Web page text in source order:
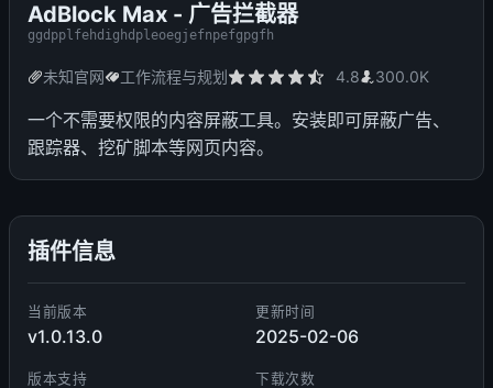
AdBlock Max - 广告拦截器
ggdpplfehdighdpleoegjefnpefgpgfh
未知官网 工作流程与规划 4.8 300.0K
一个不需要权限的内容屏蔽工具。安装即可屏蔽广告、
跟踪器、挖矿脚本等网页内容。
插件信息
当前版本
v1.0.13.0
更新时间
2025-02-06
版本支持 下载次数